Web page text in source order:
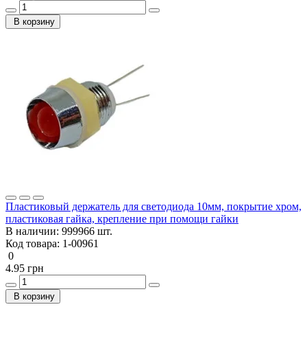
В корзину
Пластиковый держатель для светодиода 10мм, покрытие хром,
пластиковая гайка, крепление при помощи гайки
В наличии: 999966 шт.
Код товара: 1-00961
0
4.95 грн
В корзину